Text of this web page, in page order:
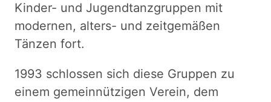
Kinder- und Jugendtanzgruppen mit
modernen, alters- und zeitgemäßen
Tänzen fort.
1993 schlossen sich diese Gruppen zu
einem gemeinnützigen Verein, dem